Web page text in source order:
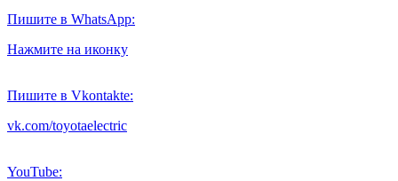
Пишите в WhatsApp:
Нажмите на иконку
Пишите в Vkontakte:
vk.com/toyotaelectric
YouTube: